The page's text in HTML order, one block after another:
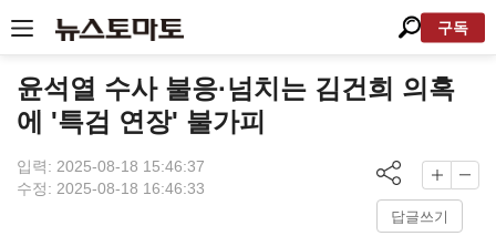
구독
윤석열 수사 불응·넘치는 김건희 의혹
에 '특검 연장' 불가피
입력: 2025-08-18 15:46:37
수정: 2025-08-18 16:46:33
답글쓰기